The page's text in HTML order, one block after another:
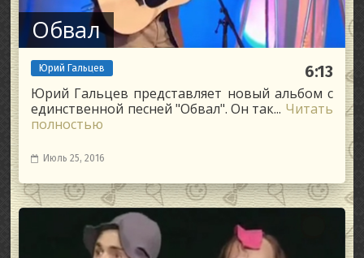
Обвал
Юрий Гальцев 6:13
Юрий Гальцев представляет новый альбом с
единственной песней "Обвал". Он так... Читать
полностью
Июль 25, 2016